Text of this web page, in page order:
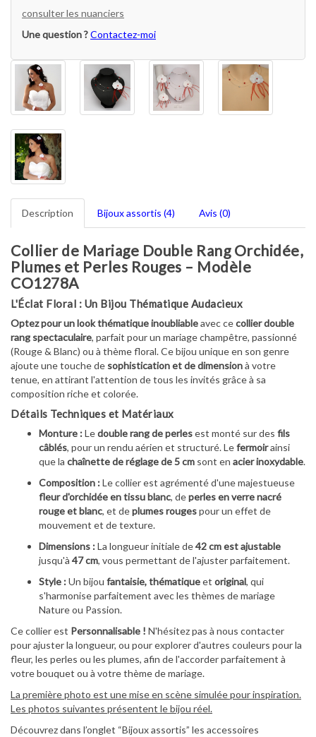
consulter les nuanciers
Une question ?Contactez-moi
Description Bijoux assortis (4) Avis (0)
Collier de Mariage Double Rang Orchidée,
Plumes et Perles Rouges – Modèle
CO1278A
L'Éclat Floral : Un Bijou Thématique Audacieux
Optez pour un look thématique inoubliableavec cecollier double
rang spectaculaire, parfait pour un mariage champêtre, passionné
(Rouge & Blanc) ou à thème floral. Ce bijou unique en son genre
ajoute une touche de sophistication et de dimensionà votre
tenue, en attirant l'attention de tous les invités grâce à sa
composition riche et colorée.
Détails Techniques et Matériaux
Monture :Ledouble rang de perlesest monté sur des fils
câblés, pour un rendu aérien et structuré. Lefermoirainsi
que la chaînette de réglage de 5 cm sont en acier inoxydable.
Composition :Le collier est agrémenté d'une majestueuse
fleur d'orchidée en tissu blanc, deperles en verre nacré
rouge et blanc, et deplumes rougespour un effet de
mouvement et de texture.
Dimensions :La longueur initiale de42 cm est ajustable
jusqu'à 47 cm, vous permettant de l'ajuster parfaitement.
Style :Un bijou fantaisie, thématiqueet original, qui
s'harmonise parfaitement avec les thèmes de mariage
Nature ou Passion.
Ce collier est Personnalisable ! N'hésitez pas à nous contacter
pour ajuster la longueur, ou pour explorer d'autres couleurs pour la
fleur, les perles ou les plumes, afin de l'accorder parfaitement à
votre bouquet ou à votre thème de mariage.
La première photo est une mise en scène simulée pour inspiration.
Les photos suivantes présentent le bijou réel.
Découvrez dans l’onglet “Bijoux assortis” les accessoires